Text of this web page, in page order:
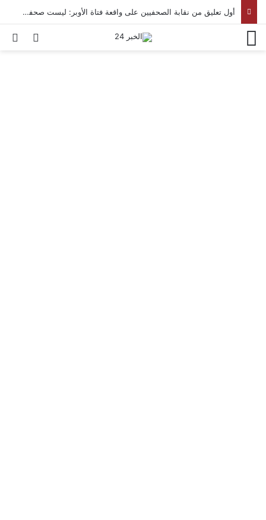
أول تعليق من نقابة الصحفيين على واقعة فتاة الأوبر: ليست صحفية وغير مقيدة بجداول النقابة
الوضع